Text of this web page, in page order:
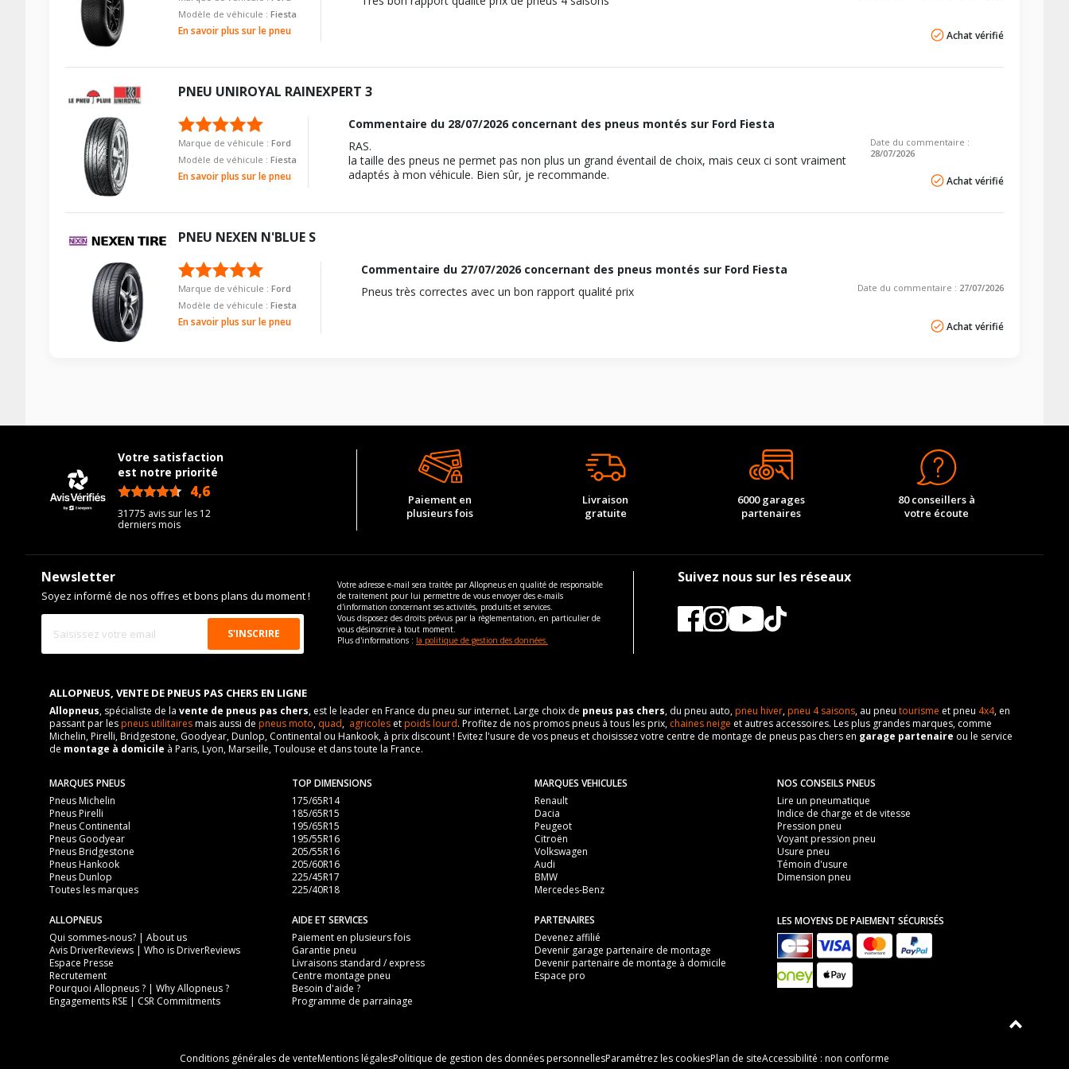
Type de boulon
Taille de la tête de boulon
Force de rotation du boulon
110
Pour la visserie, afin de garantir une parfaite compatibilité, nous vous conseillons de contacter directement le constructeur.
Numéro d'identification de véhicule
Taille de la tête de boulon
Force de rotation du boulon
110
Pour la visserie, afin de garantir une parfaite compatibilité, nous vous conseillons de contacter directement le constructeur.
Modèle de véhicule : Fiesta
En savoir plus sur le pneu Achat vérifié
PNEU UNIROYAL RAINEXPERT 3
Marque de véhicule : Ford
Modèle de véhicule : Fiesta
En savoir plus sur le pneu
Commentaire du 28/07/2026 concernant des pneus montés sur Ford Fiesta
RAS.
la taille des pneus ne permet pas non plus un grand éventail de choix, mais ceux ci sont vraiment
adaptés à mon véhicule. Bien sûr, je recommande.
Date du commentaire :
28/07/2026
Achat vérifié
PNEU NEXEN N'BLUE S
Marque de véhicule : Ford
Modèle de véhicule : Fiesta
En savoir plus sur le pneu
Commentaire du 27/07/2026concernant des pneus montés sur Ford Fiesta
Pneus très correctes avec un bon rapport qualité prix
Date du commentaire : 27/07/2026
Achat vérifié
Votre satisfaction
est notre priorité
4,6
31775 avis sur les 12
derniers mois
Paiement en
plusieurs fois
Livraison
gratuite
6000 garages
partenaires
80 conseillers à
votre écoute
Newsletter
Soyez informé de nos offres et bons plans du moment !
Votre adresse e-mail sera traitée par Allopneus en qualité de responsable
de traitement pour lui permettre de vous envoyer des e-mails
d'information concernant ses activités, produits et services.
Vous disposez des droits prévus par la règlementation, en particulier de
vous désinscrire à tout moment.
Plus d'informations : la politique de gestion des données.
Suivez nous sur les réseaux
ALLOPNEUS, VENTE DE PNEUS PAS CHERS EN LIGNE
Allopneus, spécialiste de la vente de pneus pas chers, est le leader en France du pneu sur internet. Large choix de pneus pas chers, du pneu auto,pneu hiver,pneu 4 saisons, au pneu tourisme et pneu 4x4, en
passant par lespneus utilitairesmais aussi de pneus moto, quad, agricoles etpoids lourd. Profitez de nos promos pneus à tous les prix, chaines neige et autres accessoires. Les plus grandes marques, comme
Michelin, Pirelli, Bridgestone, Goodyear, Dunlop, Continental ou Hankook, à prix discount ! Evitez l'usure de vos pneus et choisissez votre centre de montage de pneus pas chers en garage partenaire ou le service
de montage à domicile à Paris, Lyon, Marseille, Toulouse et dans toute la France.
MARQUES PNEUS
Pneus Michelin
Pneus Pirelli
Pneus Continental
Pneus Goodyear
Pneus Bridgestone
Pneus Hankook
Pneus Dunlop
Toutes les marques
TOP DIMENSIONS
175/65R14
185/65R15
195/65R15
195/55R16
205/55R16
205/60R16
225/45R17
225/40R18
MARQUES VEHICULES
Renault
Dacia
Peugeot
Citroën
Volkswagen
Audi
BMW
Mercedes-Benz
NOS CONSEILS PNEUS
Lire un pneumatique
Indice de charge et de vitesse
Pression pneu
Voyant pression pneu
Usure pneu
Témoin d'usure
Dimension pneu
ALLOPNEUS
Qui sommes-nous? | About us
Avis DriverReviews | Who is DriverReviews
Espace Presse
Recrutement
Pourquoi Allopneus ? | Why Allopneus ?
Engagements RSE | CSR Commitments
AIDE ET SERVICES
Paiement en plusieurs fois
Garantie pneu
Livraisons standard / express
Centre montage pneu
Besoin d'aide ?
Programme de parrainage
PARTENAIRES
Devenez affilié
Devenir garage partenaire de montage
Devenir partenaire de montage à domicile
Espace pro
LES MOYENS DE PAIEMENT SÉCURISÉS
Conditions générales de venteMentions légalesPolitique de gestion des données personnellesParamétrez les cookiesPlan de siteAccessibilité : non conforme